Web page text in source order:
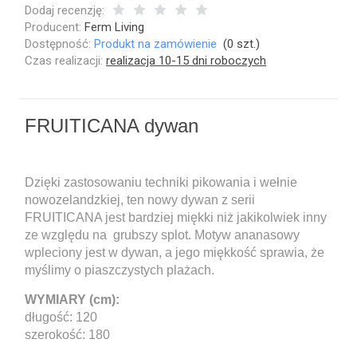
Dodaj recenzję:
Producent: Ferm Living
Dostępność: Produkt na zamówienie (0 szt.)
Czas realizacji: realizacja 10-15 dni roboczych
FRUITICANA dywan
Dzięki zastosowaniu techniki pikowania i wełnie
nowozelandzkiej, ten nowy dywan z serii
FRUITICANA jest bardziej miękki niż jakikolwiek inny
ze względu na grubszy splot. Motyw ananasowy
wpleciony jest w dywan, a jego miękkość sprawia, że
myślimy o piaszczystych plażach.
WYMIARY (cm):
długość: 120
szerokość: 180